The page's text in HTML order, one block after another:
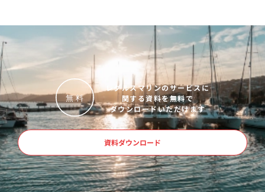
無 料
レグルスマリンのサービスに
関する資料を無料で
ダウンロードいただけます
資料ダウンロード